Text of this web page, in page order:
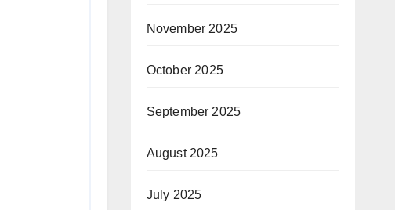
November 2025
October 2025
September 2025
August 2025
July 2025